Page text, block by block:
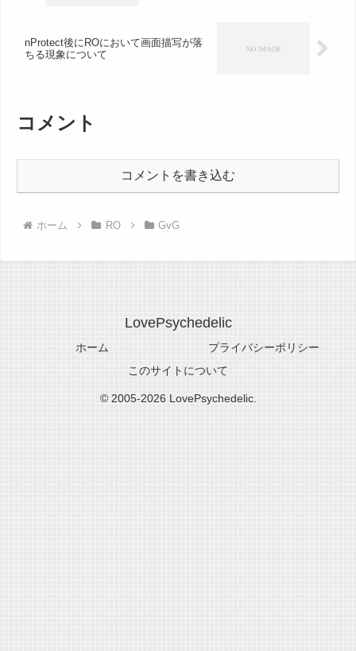
nProtect後にROにおいて画面描写が落
ちる現象について
コメント
コメントを書き込む
ホーム RO GvG
LovePsychedelic
ホーム
プライバシーポリシー
このサイトについて
© 2005-2026 LovePsychedelic.